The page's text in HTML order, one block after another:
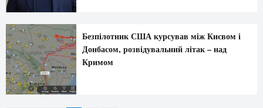
Безпілотник США курсував між Києвом і
Донбасом, розвідувальний літак – над
Кримом